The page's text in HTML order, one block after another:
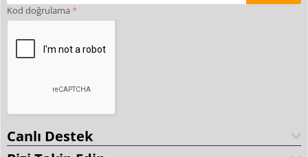
Kod doğrulama
Canlı Destek